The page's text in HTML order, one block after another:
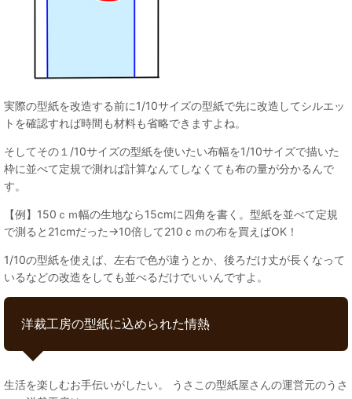
実際の型紙を改造する前に1/10サイズの型紙で先に改造してシルエッ
トを確認すれば時間も材料も省略できますよね。
そしてその１/10サイズの型紙を使いたい布幅を1/10サイズで描いた
枠に並べて定規で測れば計算なんてしなくても布の量が分かるんで
す。
【例】150ｃｍ幅の生地なら15cmに四角を書く。型紙を並べて定規
で測ると21cmだった→10倍して210ｃｍの布を買えばOK！
1/10の型紙を使えば、左右で色が違うとか、後ろだけ丈が長くなって
いるなどの改造をしても並べるだけでいいんですよ。
洋裁工房の型紙に込められた情熱
生活を楽しむお手伝いがしたい。 うさこの型紙屋さんの運営元のうさ